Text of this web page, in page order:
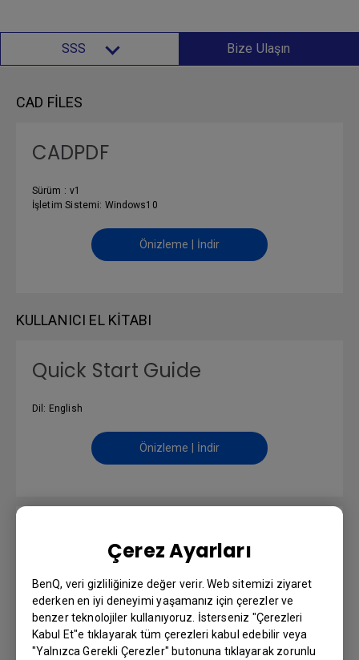
Çerez Ayarları
BenQ, veri gizliliğinize değer verir. Web sitemizi ziyaret
ederken en iyi deneyimi yaşamanız için çerezler ve
benzer teknolojiler kullanıyoruz. İsterseniz "Çerezleri
Kabul Et"e tıklayarak tüm çerezleri kabul edebilir veya
"Yalnızca Gerekli Çerezler" butonuna tıklayarak zorunlu
SSS Bize Ulaşın
CAD FILES
CADPDF
Sürüm : v1
İşletim Sistemi: Windows10
Önizleme | İndir
KULLANICI EL KITABI
Quick Start Guide
Dil: English
Önizleme | İndir
Önizleme | İndir